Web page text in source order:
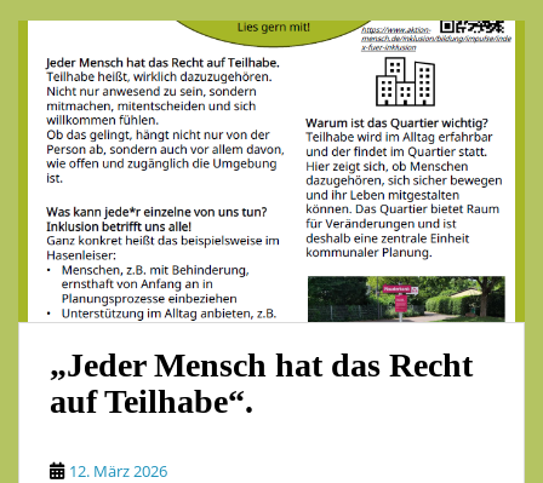
„Jeder Mensch hat das Recht
auf Teilhabe“.
12. März 2026